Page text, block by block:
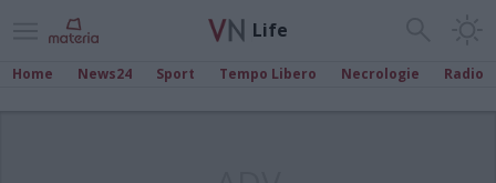
Life
Home News24 Sport Tempo Libero Necrologie Radio